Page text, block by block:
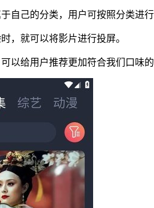
自己的分类，用户可按照分类进行
，就可以将影片进行投屏。
以给用户推荐更加符合我们口味的